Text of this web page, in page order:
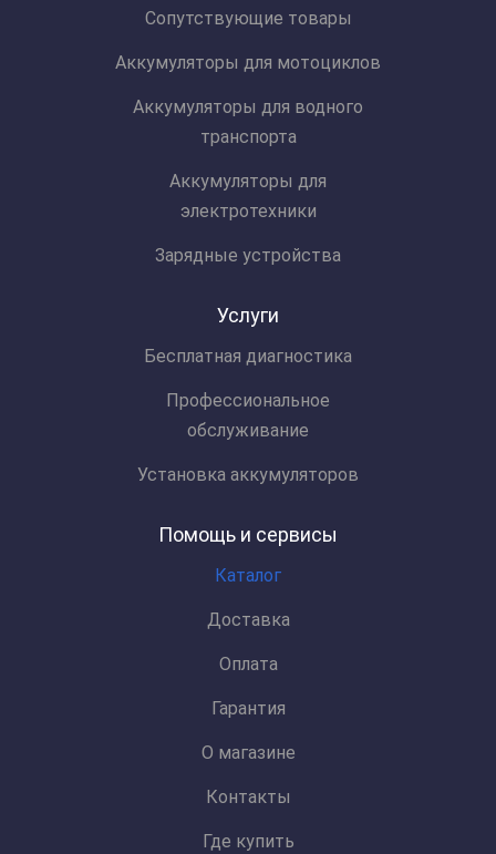
Сопутствующие товары
Аккумуляторы для мотоциклов
Аккумуляторы для водного
транспорта
Аккумуляторы для
электротехники
Зарядные устройства
Услуги
Бесплатная диагностика
Профессиональное
обслуживание
Установка аккумуляторов
Помощь и сервисы
Каталог
Доставка
Оплата
Гарантия
О магазине
Контакты
Где купить